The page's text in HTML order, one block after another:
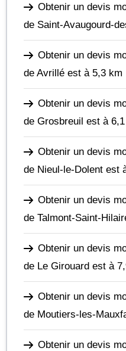
Obtenir un devis
de Saint-Avaugourd-
Obtenir un devis
de Avrillé est à 5,3 km
Obtenir un devis
de Grosbreuil est à
Obtenir un devis
de Nieul-le-Dolent est
Obtenir un devis
de Talmont-Saint-
Obtenir un devis
de Le Girouard est à
Obtenir un devis
de Moutiers-les-
Obtenir un devis